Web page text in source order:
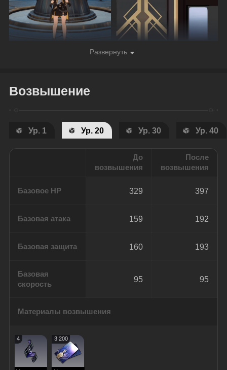
Развернуть
Возвышение
Ур. 1 Ур. 20 Ур. 30 Ур. 40
До
возвышения
После
возвышения
Базовое HP 329 397
Базовая атака 159 192
Базовая защита 160 193
Базовая
скорость
95 95
Материалы возвышения
4 3 200